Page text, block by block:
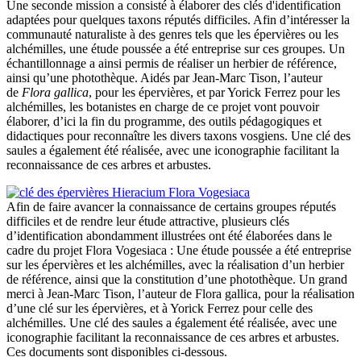
Une seconde mission a consisté à élaborer des clés d'identification
adaptées pour quelques taxons réputés difficiles. Afin d’intéresser la
communauté naturaliste à des genres tels que les épervières ou les
alchémilles, une étude poussée a été entreprise sur ces groupes. Un
échantillonnage a ainsi permis de réaliser un herbier de référence,
ainsi qu’une photothèque. Aidés par Jean-Marc Tison, l’auteur
de Flora gallica, pour les épervières, et par Yorick Ferrez pour les
alchémilles, les botanistes en charge de ce projet vont pouvoir
élaborer, d’ici la fin du programme, des outils pédagogiques et
didactiques pour reconnaître les divers taxons vosgiens. Une clé des
saules a également été réalisée, avec une iconographie facilitant la
reconnaissance de ces arbres et arbustes.
Afin de faire avancer la connaissance de certains groupes réputés
difficiles et de rendre leur étude attractive, plusieurs clés
d’identification abondamment illustrées ont été élaborées dans le
cadre du projet Flora Vogesiaca : Une étude poussée a été entreprise
sur les épervières et les alchémilles, avec la réalisation d’un herbier
de référence, ainsi que la constitution d’une photothèque. Un grand
merci à Jean-Marc Tison, l’auteur de Flora gallica, pour la réalisation
d’une clé sur les épervières, et à Yorick Ferrez pour celle des
alchémilles. Une clé des saules a également été réalisée, avec une
iconographie facilitant la reconnaissance de ces arbres et arbustes.
Ces documents sont disponibles ci-dessous.